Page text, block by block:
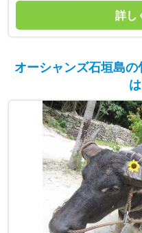
詳し
オーシャンズ石垣島